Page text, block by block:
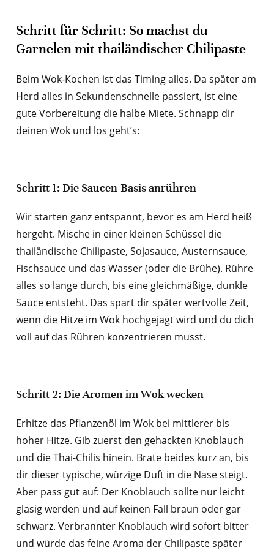
Schritt für Schritt: So machst du
Garnelen mit thailändischer Chilipaste
Beim Wok-Kochen ist das Timing alles. Da später am
Herd alles in Sekundenschnelle passiert, ist eine
gute Vorbereitung die halbe Miete. Schnapp dir
deinen Wok und los geht’s:
Schritt 1: Die Saucen-Basis anrühren
Wir starten ganz entspannt, bevor es am Herd heiß
hergeht. Mische in einer kleinen Schüssel die
thailändische Chilipaste, Sojasauce, Austernsauce,
Fischsauce und das Wasser (oder die Brühe). Rühre
alles so lange durch, bis eine gleichmäßige, dunkle
Sauce entsteht. Das spart dir später wertvolle Zeit,
wenn die Hitze im Wok hochgejagt wird und du dich
voll auf das Rühren konzentrieren musst.
Schritt 2: Die Aromen im Wok wecken
Erhitze das Pflanzenöl im Wok bei mittlerer bis
hoher Hitze. Gib zuerst den gehackten Knoblauch
und die Thai-Chilis hinein. Brate beides kurz an, bis
dir dieser typische, würzige Duft in die Nase steigt.
Aber pass gut auf: Der Knoblauch sollte nur leicht
glasig werden und auf keinen Fall braun oder gar
schwarz. Verbrannter Knoblauch wird sofort bitter
und würde das feine Aroma der Chilipaste später